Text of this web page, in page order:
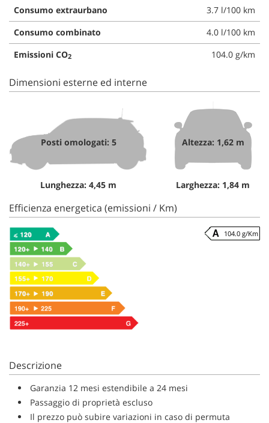
Consumo extraurbano
3.7 l/100 km
Consumo combinato
4.0 l/100 km
Emissioni CO2 104.0 g/km
Dimensioni esterne ed interne
Posti omologati: 5
Lunghezza: 4,45 m
Altezza: 1,62 m
Larghezza: 1,84 m
Efficienza energetica (emissioni / Km)
104.0 g/Km
Descrizione
Garanzia 12 mesi estendibile a 24 mesi
Passaggio di proprietà escluso
Il prezzo può subire variazioni in caso di permuta